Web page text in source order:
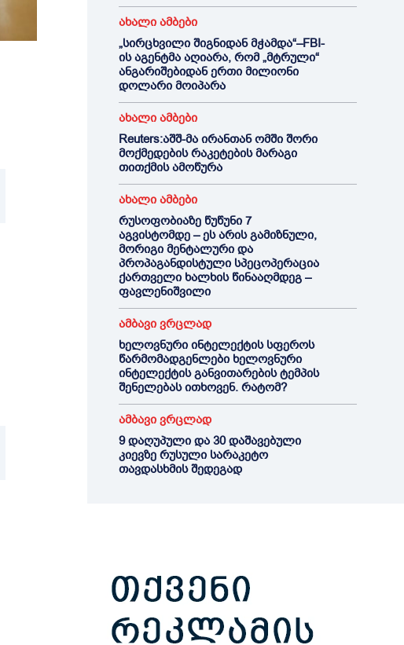
ახალი ამბები
„სირცხვილი შიგნიდან მჭამდა“–FBI-
ის აგენტმა აღიარა, რომ „მტრული“
ანგარიშებიდან ერთი მილიონი
დოლარი მოიპარა
ახალი ამბები
Reuters:აშშ-მა ირანთან ომში შორი
მოქმედების რაკეტების მარაგი
თითქმის ამოწურა
ახალი ამბები
რუსოფობიაზე წუწუნი 7
აგვისტომდე – ეს არის გამიზნული,
მორიგი მენტალური და
პროპაგანდისტული სპეცოპერაცია
ქართველი ხალხის წინააღმდეგ –
ფავლენიშვილი
ამბავი ვრცლად
ხელოვნური ინტელექტის სფეროს
წარმომადგენლები ხელოვნური
ინტელექტის განვითარების ტემპის
შენელებას ითხოვენ. რატომ?
ამბავი ვრცლად
9 დაღუპული და 30 დაშავებული
კიევზე რუსული სარაკეტო
თავდასხმის შედეგად